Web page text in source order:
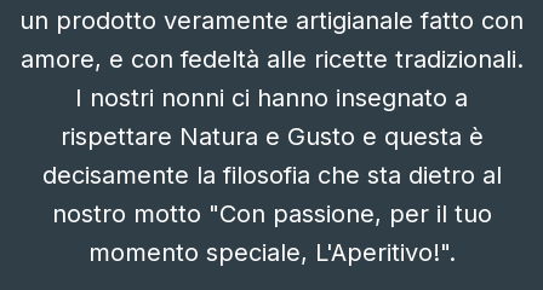
un prodotto veramente artigianale fatto con
amore, e con fedeltà alle ricette tradizionali.
I nostri nonni ci hanno insegnato a
rispettare Natura e Gusto e questa è
decisamente la filosofia che sta dietro al
nostro motto "Con passione, per il tuo
momento speciale, L'Aperitivo!".